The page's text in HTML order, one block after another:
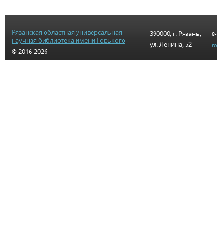
Рязанская областная универсальная
научная библиотека имени Горького
© 2016-2026
390000, г. Рязань,
ул. Ленина, 52